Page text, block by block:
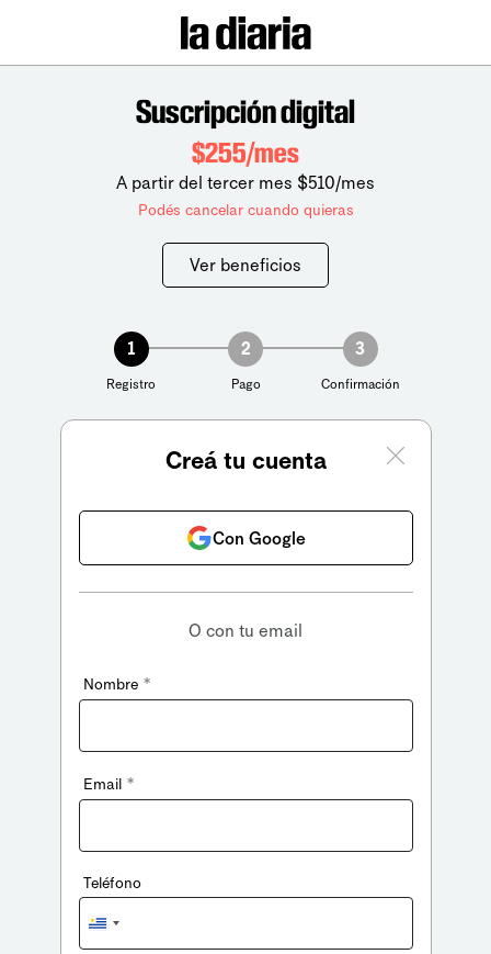
Suscripción digital
$255/mes
A partir del tercer mes $510/mes
Podés cancelar cuando quieras
Ver beneficios
1
Registro
2
Pago
3
Confirmación
Creá tu cuenta
Con Google
O con tu email
Nombre *
Email *
Teléfono
Uruguay